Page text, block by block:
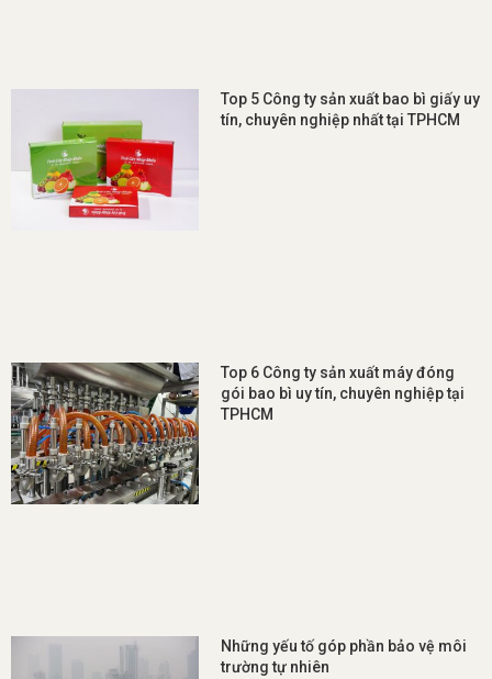
Top 5 Công ty sản xuất bao bì giấy uy
tín, chuyên nghiệp nhất tại TPHCM
Top 6 Công ty sản xuất máy đóng
gói bao bì uy tín, chuyên nghiệp tại
TPHCM
Những yếu tố góp phần bảo vệ môi
trường tự nhiên